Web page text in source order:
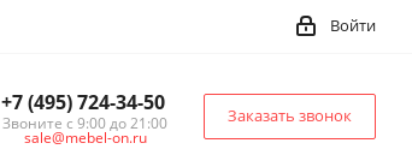
Войти
+7 (495) 724-34-50
Звоните с 9:00 до 21:00
sale@mebel-on.ru
Заказать звонок